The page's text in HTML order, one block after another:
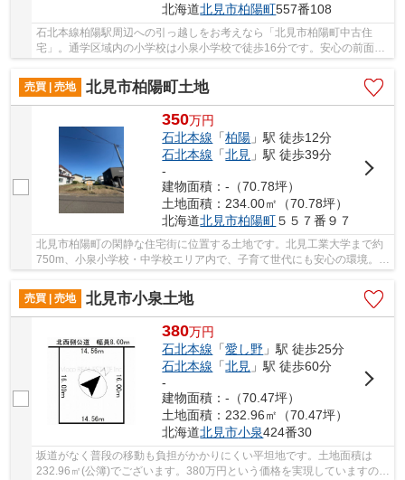
北海道北見市柏陽町557番108
石北本線柏陽駅周辺への引っ越しをお考えなら「北見市柏陽町中古住
宅」。通学区域内の小学校は小泉小学校で徒歩16分です。安心の前面道
路6m以上の条件を備えております。アナタに合っ...
売買 | 売地
北見市柏陽町土地
350万円
石北本線 「柏陽 」駅 徒歩12分
石北本線 「北見 」駅 徒歩39分
-
建物面積：-（70.78坪）
土地面積：234.00㎡（70.78坪）
北海道北見市柏陽町５５７番９７
北見市柏陽町の閑静な住宅街に位置する土地です。北見工業大学まで約
750m、小泉小学校・中学校エリア内で、子育て世代にも安心の環境。ス
ーパートライアルや業務スーパーも徒歩圏内に...
売買 | 売地
北見市小泉土地
380万円
石北本線 「愛し野 」駅 徒歩25分
石北本線 「北見 」駅 徒歩60分
-
建物面積：-（70.47坪）
土地面積：232.96㎡（70.47坪）
北海道北見市小泉424番30
坂道がなく普段の移動も負担がかかりにくい平坦地です。土地面積は
232.96㎡(公簿)でございます。380万円という価格を実現していますの